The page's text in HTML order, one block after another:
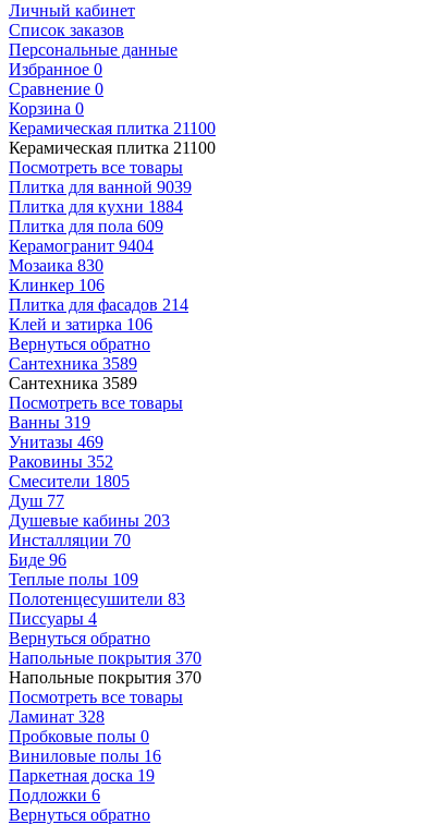
Личный кабинет
Список заказов
Персональные данные
Избранное 0
Сравнение 0
Корзина 0
Керамическая плитка 21100
Керамическая плитка 21100
Посмотреть все товары
Плитка для ванной 9039
Плитка для кухни 1884
Плитка для пола 609
Керамогранит 9404
Мозаика 830
Клинкер 106
Плитка для фасадов 214
Клей и затирка 106
Вернуться обратно
Сантехника 3589
Сантехника 3589
Посмотреть все товары
Ванны 319
Унитазы 469
Раковины 352
Смесители 1805
Душ 77
Душевые кабины 203
Инсталляции 70
Биде 96
Теплые полы 109
Полотенцесушители 83
Писсуары 4
Вернуться обратно
Напольные покрытия 370
Напольные покрытия 370
Посмотреть все товары
Ламинат 328
Пробковые полы 0
Виниловые полы 16
Паркетная доска 19
Подложки 6
Вернуться обратно